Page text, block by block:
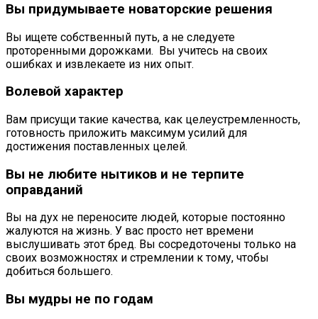
Вы придумываете новаторские решения
Вы ищете собственный путь, а не следуете
проторенными дорожками. Вы учитесь на своих
ошибках и извлекаете из них опыт.
Волевой характер
Вам присущи такие качества, как целеустремленность,
готовность приложить максимум усилий для
достижения поставленных целей.
Вы не любите нытиков и не терпите
оправданий
Вы на дух не переносите людей, которые постоянно
жалуются на жизнь. У вас просто нет времени
выслушивать этот бред. Вы сосредоточены только на
своих возможностях и стремлении к тому, чтобы
добиться большего.
Вы мудры не по годам